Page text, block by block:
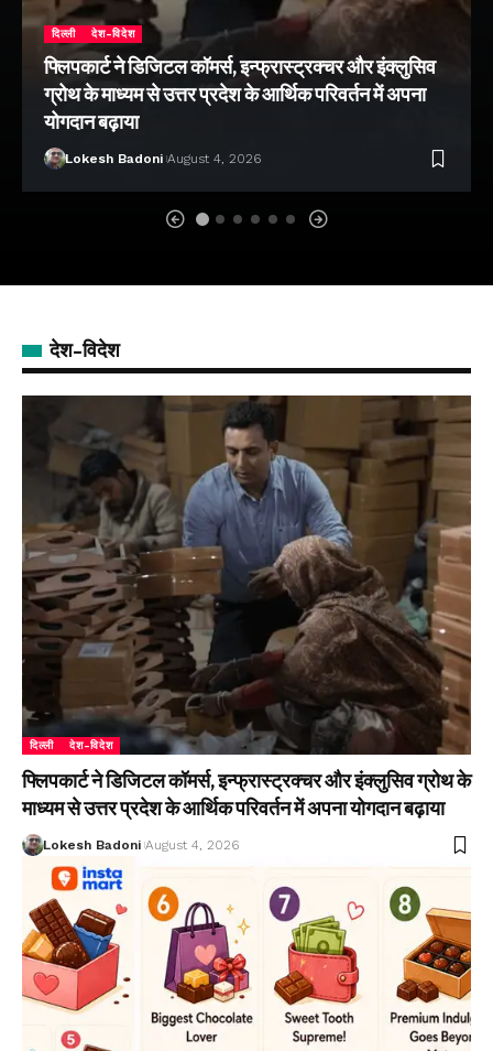
दिल्ली देश-विदेश
फ्लिपकार्ट ने डिजिटल कॉमर्स, इन्फ्रास्ट्रक्चर और इंक्लुसिव
ग्रोथ के माध्यम से उत्तर प्रदेश के आर्थिक परिवर्तन में अपना
योगदान बढ़ाया
Lokesh Badoni August 4, 2026
देश-विदेश
दिल्ली देश-विदेश
फ्लिपकार्ट ने डिजिटल कॉमर्स, इन्फ्रास्ट्रक्चर और इंक्लुसिव ग्रोथ के
माध्यम से उत्तर प्रदेश के आर्थिक परिवर्तन में अपना योगदान बढ़ाया
Lokesh Badoni August 4, 2026